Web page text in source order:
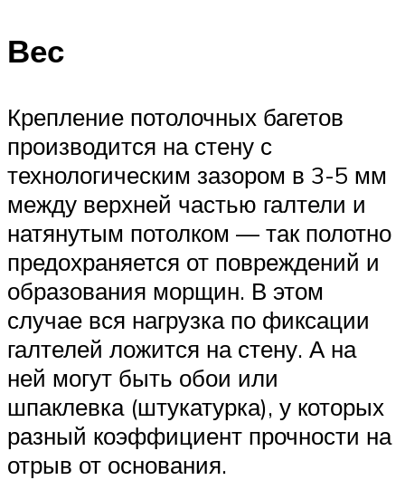
Вес
Крепление потолочных багетов
производится на стену с
технологическим зазором в 3-5 мм
между верхней частью галтели и
натянутым потолком — так полотно
предохраняется от повреждений и
образования морщин. В этом
случае вся нагрузка по фиксации
галтелей ложится на стену. А на
ней могут быть обои или
шпаклевка (штукатурка), у которых
разный коэффициент прочности на
отрыв от основания.